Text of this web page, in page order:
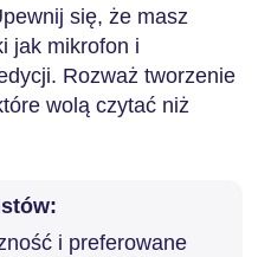
się, że masz
jak mikrofon i
Rozważ tworzenie
wolą czytać niż
i preferowane